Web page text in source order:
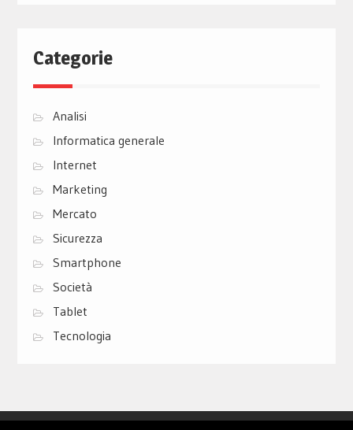
Categorie
Analisi
Informatica generale
Internet
Marketing
Mercato
Sicurezza
Smartphone
Società
Tablet
Tecnologia